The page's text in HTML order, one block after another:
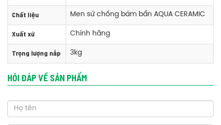
+ Linh phụ kiện kèm theo
Thông số kỹ thuật bồn cầu Inax AC-939/CW-S32VN một khối nắp rửa
cơ
Kích thước: Rộng 393 x Dài 714 x Cao 655 mm
Màu sắc: Trắng
Loại: Xả nhấn
Hệ thống xả: Hệ thống xả siphon 6.0/4.0L
Chất liệu Men sứ chống bám bẩn AQUA CERAMIC
Xuất xứ Chính hãng
Trọng lượng nắp 3kg
HỎI ĐÁP VỀ SẢN PHẨM